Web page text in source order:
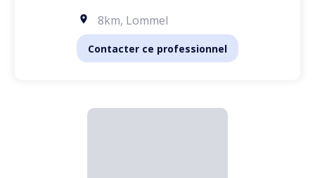
8km, Lommel
Contacter ce professionnel